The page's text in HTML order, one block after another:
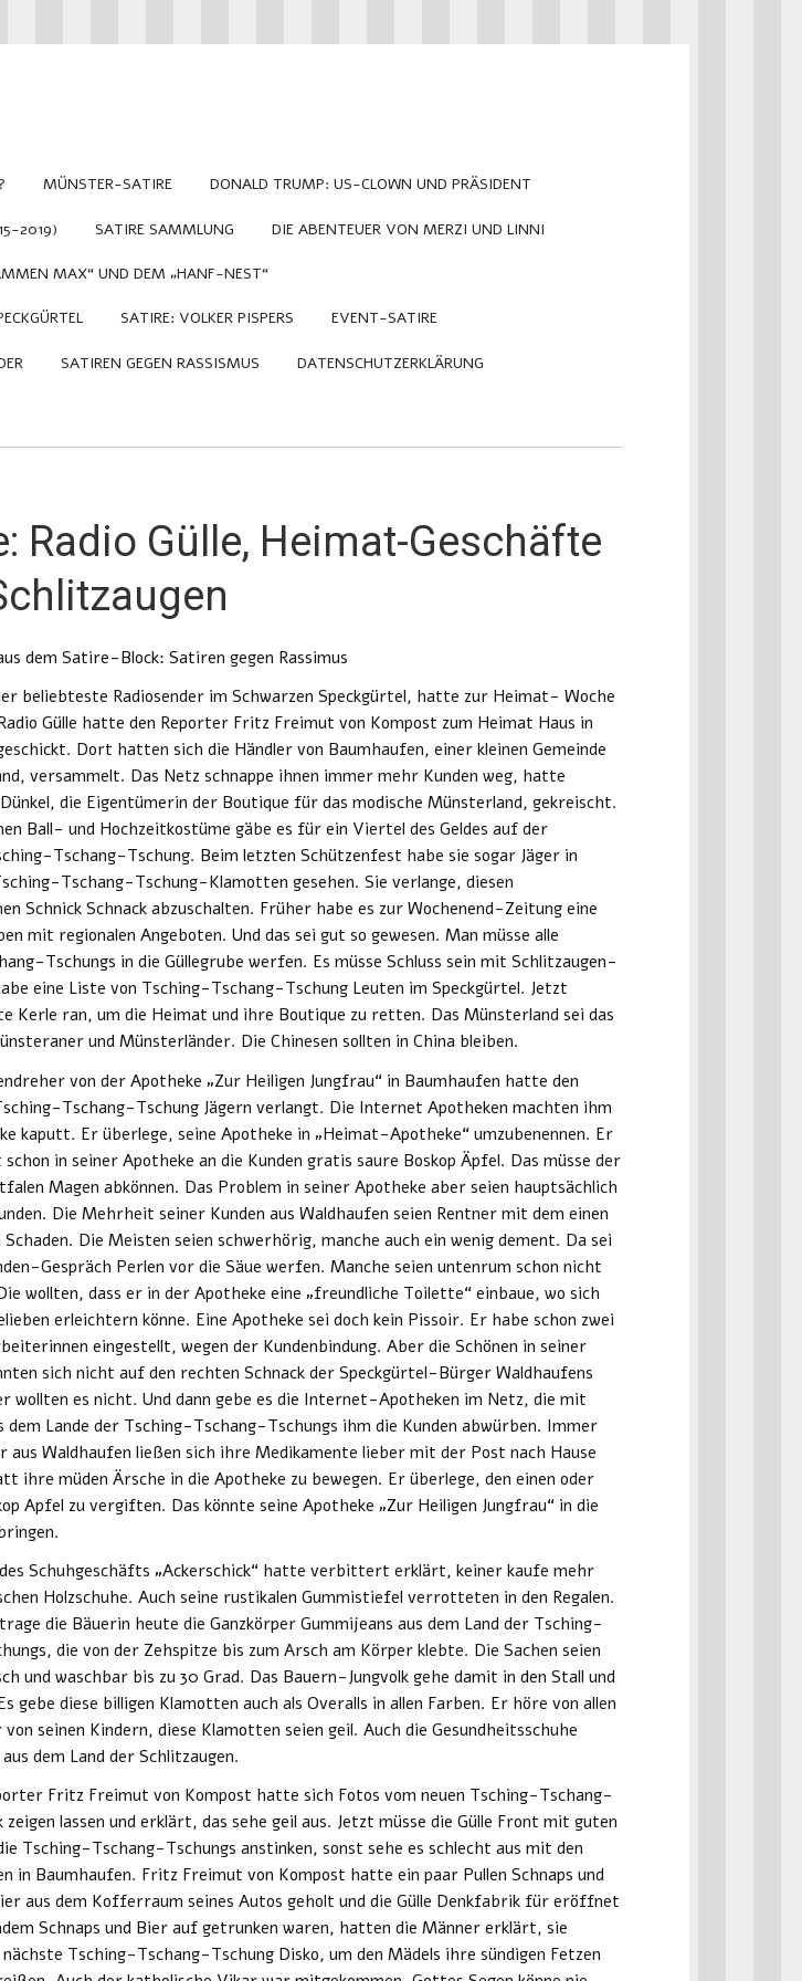
MÜNSTER-SATIRE DONALD TRUMP: US-CLOWN UND PRÄSIDENT
2019) SATIRE SAMMLUNG DIE ABENTEUER VON MERZI UND LINNI
MAX“ UND DEM „HANF-NEST“
SATIRE: VOLKER PISPERS EVENT-SATIRE
SATIREN GEGEN RASSISMUS DATENSCHUTZERKLÄRUNG
Radio Gülle, Heimat-Geschäfte
dem Satire-Block: Satiren gegen Rassimus
beliebteste Radiosender im Schwarzen Speckgürtel, hatte zur Heimat- Woche
Gülle hatte den Reporter Fritz Freimut von Kompost zum Heimat Haus in
Dort hatten sich die Händler von Baumhaufen, einer kleinen Gemeinde
versammelt. Das Netz schnappe ihnen immer mehr Kunden weg, hatte
die Eigentümerin der Boutique für das modische Münsterland, gekreischt.
Ball- und Hochzeitkostüme gäbe es für ein Viertel des Geldes auf der
Tschang-Tschung. Beim letzten Schützenfest habe sie sogar Jäger in
Tschang-Tschung-Klamotten gesehen. Sie verlange, diesen
Schnick Schnack abzuschalten. Früher habe es zur Wochenend-Zeitung eine
mit regionalen Angeboten. Und das sei gut so gewesen. Man müsse alle
Tschungs in die Güllegrube werfen. Es müsse Schluss sein mit Schlitzaugen-
eine Liste von Tsching-Tschang-Tschung Leuten im Speckgürtel. Jetzt
Kerle ran, um die Heimat und ihre Boutique zu retten. Das Münsterland sei das
und Münsterländer. Die Chinesen sollten in China bleiben.
von der Apotheke „Zur Heiligen Jungfrau“ in Baumhaufen hatte den
Tschang-Tschung Jägern verlangt. Die Internet Apotheken machten ihm
kaputt. Er überlege, seine Apotheke in „Heimat-Apotheke“ umzubenennen. Er
in seiner Apotheke an die Kunden gratis saure Boskop Äpfel. Das müsse der
Magen abkönnen. Das Problem in seiner Apotheke aber seien hauptsächlich
Die Mehrheit seiner Kunden aus Waldhaufen seien Rentner mit dem einen
Schaden. Die Meisten seien schwerhörig, manche auch ein wenig dement. Da sei
Gespräch Perlen vor die Säue werfen. Manche seien untenrum schon nicht
wollten, dass er in der Apotheke eine „freundliche Toilette“ einbaue, wo sich
erleichtern könne. Eine Apotheke sei doch kein Pissoir. Er habe schon zwei
eingestellt, wegen der Kundenbindung. Aber die Schönen in seiner
sich nicht auf den rechten Schnack der Speckgürtel-Bürger Waldhaufens
wollten es nicht. Und dann gebe es die Internet-Apotheken im Netz, die mit
dem Lande der Tsching-Tschang-Tschungs ihm die Kunden abwürben. Immer
aus Waldhaufen ließen sich ihre Medikamente lieber mit der Post nach Hause
ihre müden Ärsche in die Apotheke zu bewegen. Er überlege, den einen oder
Apfel zu vergiften. Das könnte seine Apotheke „Zur Heiligen Jungfrau“ in die
Schuhgeschäfts „Ackerschick“ hatte verbittert erklärt, keiner kaufe mehr
Holzschuhe. Auch seine rustikalen Gummistiefel verrotteten in den Regalen.
die Bäuerin heute die Ganzkörper Gummijeans aus dem Land der Tsching-
die von der Zehspitze bis zum Arsch am Körper klebte. Die Sachen seien
und waschbar bis zu 30 Grad. Das Bauern-Jungvolk gehe damit in den Stall und
gebe diese billigen Klamotten auch als Overalls in allen Farben. Er höre von allen
seinen Kindern, diese Klamotten seien geil. Auch die Gesundheitsschuhe
dem Land der Schlitzaugen.
Fritz Freimut von Kompost hatte sich Fotos vom neuen Tsching-Tschang-
zeigen lassen und erklärt, das sehe geil aus. Jetzt müsse die Gülle Front mit guten
Tsching-Tschang-Tschungs anstinken, sonst sehe es schlecht aus mit den
in Baumhaufen. Fritz Freimut von Kompost hatte ein paar Pullen Schnaps und
aus dem Kofferraum seines Autos geholt und die Gülle Denkfabrik für eröffnet
Schnaps und Bier auf getrunken waren, hatten die Männer erklärt, sie
Tsching-Tschang-Tschung Disko, um den Mädels ihre sündigen Fetzen